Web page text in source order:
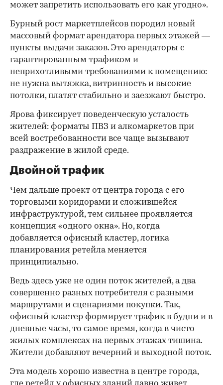
может запретить использовать его как угодно».
Бурный рост маркетплейсов породил новый
массовый формат арендатора первых этажей —
пункты выдачи заказов. Это арендаторы с
гарантированным трафиком и
неприхотливыми требованиями к помещению:
не нужна вытяжка, витринность и высокие
потолки, платят стабильно и заезжают быстро.
Ярова фиксирует поведенческую усталость
жителей: форматы ПВЗ и алкомаркетов при
всей востребованности все чаще вызывают
раздражение в жилой среде.
Двойной трафик
Чем дальше проект от центра города с его
торговыми коридорами и сложившейся
инфраструктурой, тем сильнее проявляется
концепция «одного окна». Но, когда
добавляется офисный кластер, логика
планирования ретейла меняется
принципиально.
Ведь здесь уже не один поток жителей, а два
совершенно разных потребителя с разными
маршрутами и сценариями покупки. Так,
офисный кластер формирует трафик в будни и в
дневные часы, то самое время, когда в чисто
жилых комплексах на первых этажах тишина.
Жители добавляют вечерний и выходной поток.
Эта модель хорошо известна в центре города,